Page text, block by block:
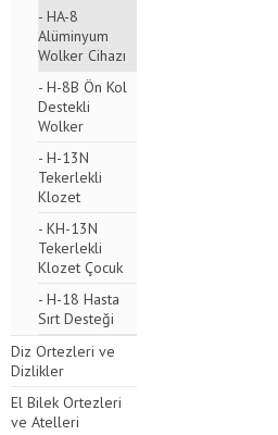
- HA-8
Alüminyum
Wolker Cihazı
- H-8B Ön Kol
Destekli
Wolker
- H-13N
Tekerlekli
Klozet
- KH-13N
Tekerlekli
Klozet Çocuk
- H-18 Hasta
Sırt Desteği
Diz Ortezleri ve
Dizlikler
El Bilek Ortezleri
ve Atelleri